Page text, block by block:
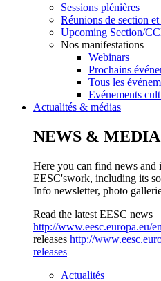
Sessions plénières
Réunions de section
Upcoming Section/
Nos manifestations
Webinars
Prochains
Tous les
Evénements
Actualités & médias
NEWS & MEDIA
Here you can find news and
EESC'swork, including its
Info newsletter, photo
Read the latest EESC news
http://www.eesc.europa.eu/
releases http://
releases
Actualités